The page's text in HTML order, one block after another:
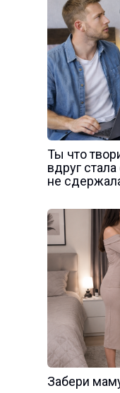
Ты что
вдруг
не
Забери